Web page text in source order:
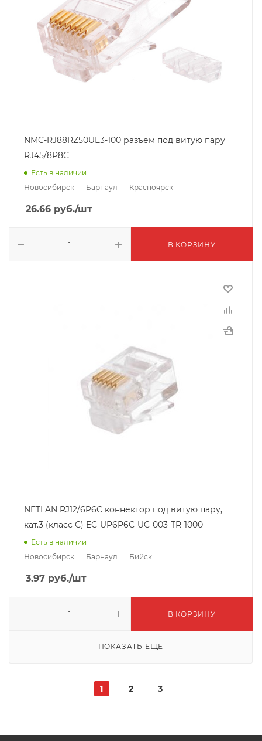
NMC-RJ88RZ50UE3-100 разъем под витую пару
RJ45/8P8C
Есть в наличии
Новосибирск
Барнаул Красноярск
26.66 руб./шт
В КОРЗИНУ
NETLAN RJ12/6P6C коннектор под витую пару,
кат.3 (класс С) EC-UP6P6C-UC-003-TR-1000
Есть в наличии
Новосибирск
Барнаул Бийск
3.97 руб./шт
В КОРЗИНУ
ПОКАЗАТЬ ЕЩЕ
1 2 3